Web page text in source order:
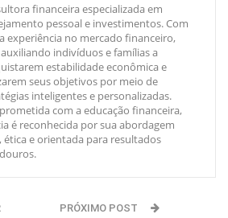
financeira especializada em
pessoal e investimentos. Com
experiência no mercado financeiro,
indivíduos e famílias a
estabilidade econômica e
seus objetivos por meio de
inteligentes e personalizadas.
com a educação financeira,
é reconhecida por sua abordagem
ética e orientada para resultados
PRÓXIMO POST